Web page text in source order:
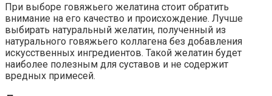
При выборе говяжьего желатина стоит обратить
внимание на его качество и происхождение. Лучше
выбирать натуральный желатин, полученный из
натурального говяжьего коллагена без добавления
искусственных ингредиентов. Такой желатин будет
наиболее полезным для суставов и не содержит
вредных примесей.